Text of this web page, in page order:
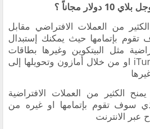
مجاناً ؟
من العملات الافتراضي مقابل
بإتمامها حيث يمكنك إستبدال
مثل البيتكوين وغيرها بطاقات
شراء من خلال iTunes او من خلال أمازون وتحويلها إلى
الكثير من العملات الافتراضية
سوف تقوم بإتمامها او غيره من
عبر الانترنت